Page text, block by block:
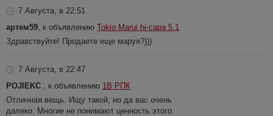
7 Августа, в 22:51
артем59 , к объявлению Tokio Marui hi-capa 5.1
Здравствуйте! Продаете еще маруя?)))
7 Августа, в 22:47
POJIEKC
, к объявлению 1В РПК
Отличная вещь. Ищу такой, но да вас очень
далеко. Многие не понимают ценность этого